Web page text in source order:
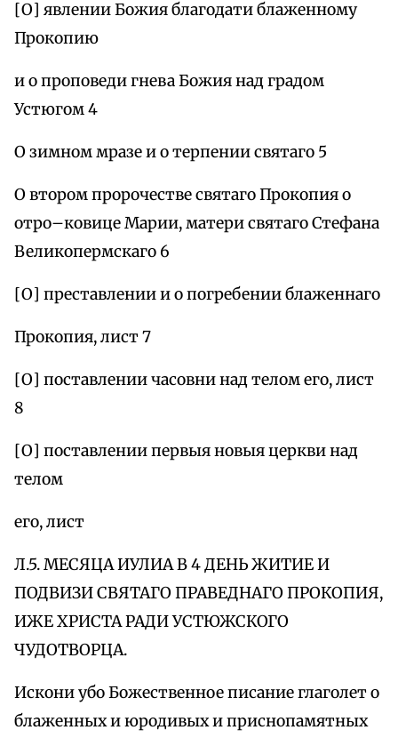
[О] явлении Божия благодати блаженному
Прокопию
и о проповеди гнева Божия над градом
Устюгом 4
О зимном мразе и о терпении святаго 5
О втором пророчестве святаго Прокопия о
отро–ковице Марии, матери святаго Стефана
Великопермскаго 6
[О] преставлении и о погребении блаженнаго
Прокопия, лист 7
[О] поставлении часовни над телом его, лист
8
[О] поставлении первыя новыя церкви над
телом
его, лист
Л.5. МЕСЯЦА ИУЛИА В 4 ДЕНЬ ЖИТИЕ И
ПОДВИЗИ СВЯТАГО ПРАВЕДНАГО ПРОКОПИЯ,
ИЖЕ ХРИСТА РАДИ УСТЮЖСКОГО
ЧУДОТВОРЦА.
Искони убо Божественное писание глаголет о
блаженных и юродивых и приснопамятных